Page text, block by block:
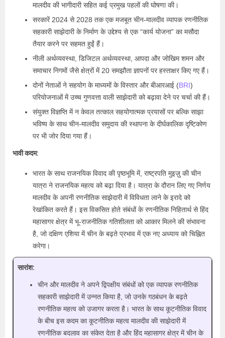
मालदीव की भागीदारी सहित कई प्रमुख पहलों की घोषणा की।
सरकारें 2024 से 2028 तक एक मजबूत चीन-मालदीव व्यापक रणनीतिक
सहकारी साझेदारी के निर्माण के उद्देश्य से एक “कार्य योजना” का मसौदा
तैयार करने पर सहमत हुईं हैं।
नीली अर्थव्यवस्था, डिजिटल अर्थव्यवस्था, आपदा और जोखिम शमन और
समाचार निगमों जैसे क्षेत्रों में 20 समझौता ज्ञापनों पर हस्ताक्षर किए गए हैं।
दोनों नेताओं ने सहयोग के माध्यमों के विस्तार और बीआरआई (BRI)
परियोजनाओं में उच्च गुणवत्ता वाली साझेदारी को बढ़ावा देने पर चर्चा की हैं।
संयुक्त विज्ञप्ति में न केवल तत्काल सहयोगात्मक प्रयासों पर बल्कि साझा
भविष्य के साथ चीन-मालदीव समुदाय की स्थापना के दीर्घकालिक दृष्टिकोण
पर भी जोर दिया गया हैं।
भावी कदम:
भारत के साथ राजनयिक विवाद की पृष्ठभूमि में, राष्ट्रपति मुइज़ु की चीन
यात्रा ने राजनयिक महत्व को बढ़ा दिया है। यात्रा के दौरान लिए गए निर्णय
मालदीव के अपनी रणनीतिक साझेदारी में विविधता लाने के इरादे को
रेखांकित करते हैं। इस विकसित होते संबंधों के रणनीतिक निहितार्थ से हिंद
महासागर क्षेत्र में भू-राजनीतिक गतिशीलता को आकार मिलने की संभावना
है, जो दक्षिण एशिया में चीन के बढ़ते प्रभाव में एक नए अध्याय को चिह्नित
करेगा।
सारांश:
चीन और मालदीव ने अपने द्विपक्षीय संबंधों को एक व्यापक रणनीतिक
सहकारी साझेदारी में उन्नत किया है, जो उनके गठबंधन के बढ़ते
रणनीतिक महत्व को उजागर करता है। भारत के साथ कूटनीतिक विवाद
के बीच इस कदम का कूटनीतिक महत्व मालदीव की साझेदारी में
रणनीतिक बदलाव का संकेत देता है और हिंद महासागर क्षेत्र में चीन के